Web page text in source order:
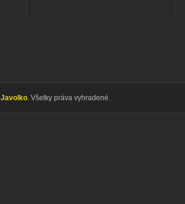
Javolko. Všetky práva vyhradené.